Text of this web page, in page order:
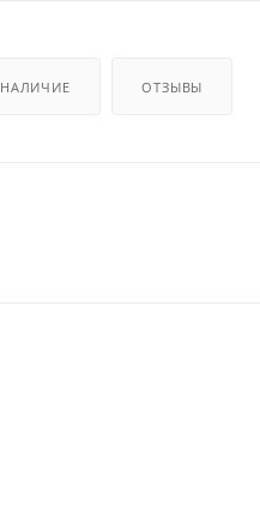
НАЛИЧИЕ ОТЗЫВЫ